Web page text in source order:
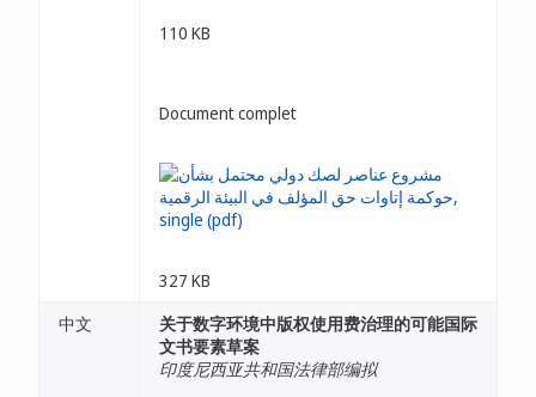
110 KB
Document complet
327 KB
中文
关于数字环境中版权使用费治理的可能国际
文书要素草案
印度尼西亚共和国法律部编拟